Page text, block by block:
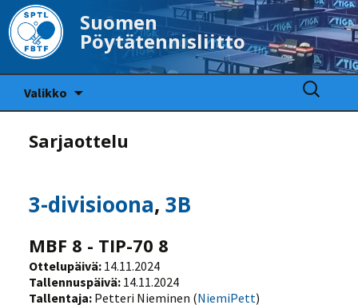
Suomen
Pöytätennisliitto
Valikko
Haku:
Sarjaottelu
3-divisioona,3B
MBF 8 - TIP-70 8
Ottelupäivä: 14.11.2024
Tallennuspäivä: 14.11.2024
Tallentaja: Petteri Nieminen (NiemiPett)